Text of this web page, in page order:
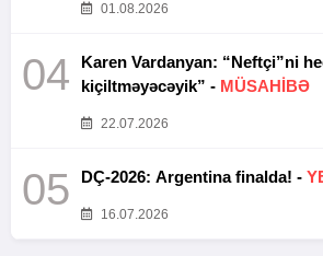
01.08.2026
04
Karen Vardanyan: “Neftçi”ni
kiçiltməyəcəyik” - MÜSAHİBƏ
22.07.2026
05 DÇ-2026: Argentina finalda! -
16.07.2026